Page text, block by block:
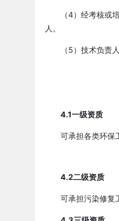
（4）经考核或
人。
（5）技术负责
4.1一级资质
可承担各类环保
4.2二级资质
可承担污染修复